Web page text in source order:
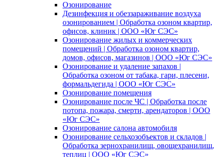
Озонирование
Дезинфекция и обеззараживание воздуха
озонированием | Обработка озоном квартир,
офисов, клиник | ООО «Юг СЭС»
Озонирование жилых и коммерческих
помещений | Обработка озоном квартир,
домов, офисов, магазинов | ООО «Юг СЭС»
Озонирование и удаление запахов |
Обработка озоном от табака, гари, плесени,
формальдегида | ООО «Юг СЭС»
Озонирование помещения
Озонирование после ЧС | Обработка после
потопа, пожара, смерти, арендаторов | ООО
«Юг СЭС»
Озонирование салона автомобиля
Озонирование сельхозобъектов и складов |
Обработка зернохранилищ, овощехранилищ,
теплиц | ООО «Юг СЭС»